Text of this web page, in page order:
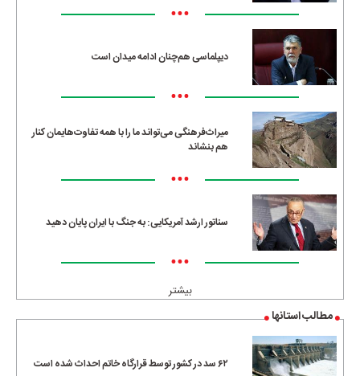
•••
دیپلماسی هم‌چنان ادامه میدان است
•••
میراث‌فرهنگی می‌تواند ما را با همه تفاوت‌هایمان کنار
هم بنشاند
•••
سناتور ارشد آمریکایی: به جنگ با ایران پایان دهید
•••
بیشتر
مطالب استانها
۶۲ سد در کشور توسط قرارگاه خاتم احداث شده است